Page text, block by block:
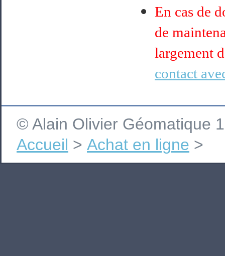
En cas de
de
largement
contact
© Alain Olivier Géomatique
Accueil > Achat en ligne >